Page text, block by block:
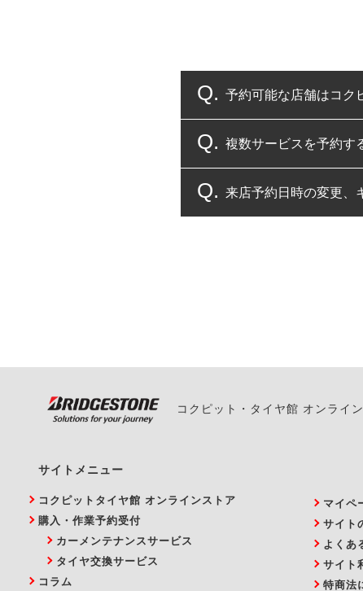
予約可能な店舗はコク
コクピット・タイヤ館
複数サービスを予約す
複数サービスのご予約
来店予約日時の変更、
また、やむを得ない
コクピット・タイヤ館 オンライ
サイトメニュー
コクピットタイヤ館 オンラインストア
購入・作業予約受付
カーメンテナンスサービス
タイヤ交換サービス
コラム
マイペ
サイト
よくあ
サイト
特商法